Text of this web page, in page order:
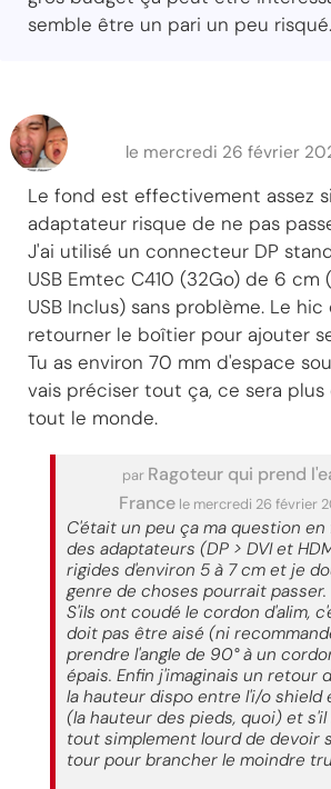
semble être un pari un peu risqué.
le mercredi 26 février
Le fond est effectivement assez
adaptateur risque de ne pas
J'ai utilisé un connecteur DP
USB Emtec C410 (32Go) de 6
USB Inclus) sans problème. Le
retourner le boîtier pour ajouter
Tu as environ 70 mm d'espace
vais préciser tout ça, ce sera
tout le monde.
par Ragoteur qui prend
France le mercredi 26 février
C'était un peu ça ma question
des adaptateurs (DP > DVI et
rigides d'environ 5 à 7 cm et je
genre de choses pourrait passer.
S'ils ont coudé le cordon d'alim,
doit pas être aisé (ni
prendre l'angle de 90° à un
épais. Enfin j'imaginais un retour
la hauteur dispo entre l'i/o shield
(la hauteur des pieds, quoi) et s'il
tout simplement lourd de devoir
tour pour brancher le moindre